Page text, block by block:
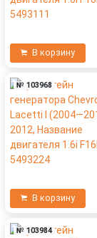
В корзину
№ 103968
В корзину
№ 103984